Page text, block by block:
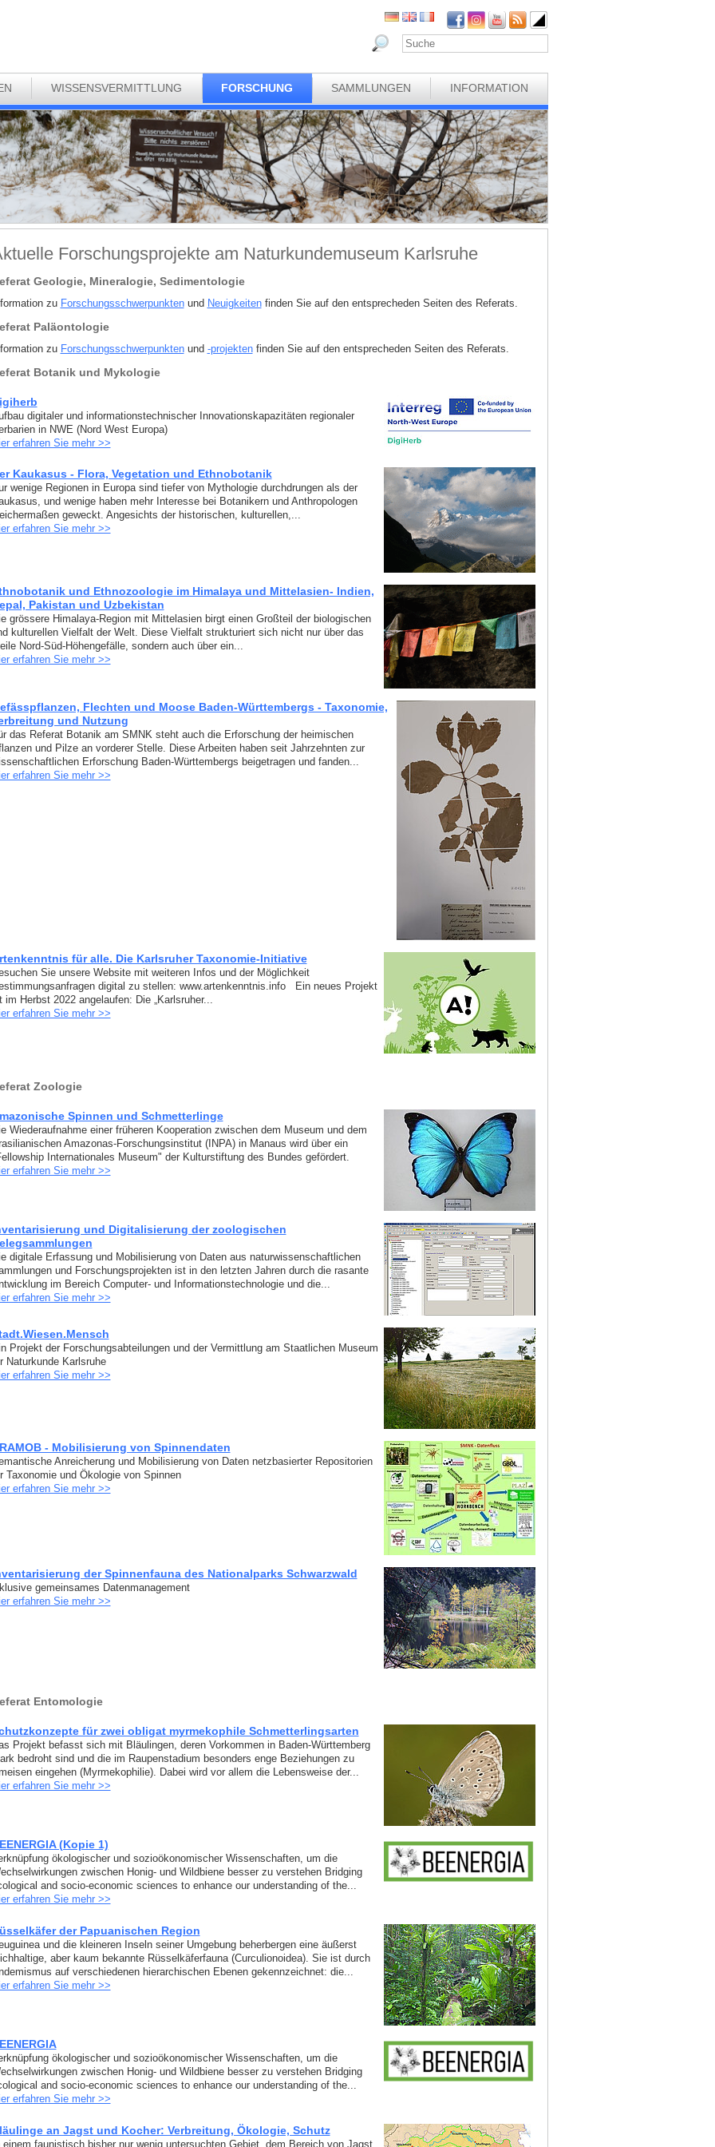
WISSENSVERMITTLUNG FORSCHUNG SAMMLUNGEN INFORMATION
Forschungsprojekte am Naturkundemuseum Karlsruhe
Geologie, Mineralogie, Sedimentologie
zu Forschungsschwerpunktenund Neuigkeitenfinden Sie auf den entsprecheden Seiten des Referats.
Paläontologie
zu Forschungsschwerpunktenund -projektenfinden Sie auf den entsprecheden Seiten des Referats.
Botanik und Mykologie
digitaler und informationstechnischer Innovationskapazitäten regionaler
in NWE (Nord West Europa)
erfahren Sie mehr >>
Kaukasus - Flora, Vegetation und Ethnobotanik
wenige Regionen in Europa sind tiefer von Mythologie durchdrungen als der
und wenige haben mehr Interesse bei Botanikern und Anthropologen
geweckt. Angesichts der historischen, kulturellen,...
erfahren Sie mehr >>
und Ethnozoologie im Himalaya und Mittelasien- Indien,
Pakistan und Uzbekistan
grössere Himalaya-Region mit Mittelasien birgt einen Großteil der biologischen
kulturellen Vielfalt der Welt. Diese Vielfalt strukturiert sich nicht nur über das
Nord-Süd-Höhengefälle, sondern auch über ein...
erfahren Sie mehr >>
Flechten und Moose Baden-Württembergs - Taxonomie,
und Nutzung
das Referat Botanik am SMNK steht auch die Erforschung der heimischen
und Pilze an vorderer Stelle. Diese Arbeiten haben seit Jahrzehnten zur
Erforschung Baden-Württembergs beigetragen und fanden...
erfahren Sie mehr >>
für alle. Die Karlsruher Taxonomie-Initiative
Sie unsere Website mit weiteren Infos und der Möglichkeit
digital zu stellen: www.artenkenntnis.info Ein neues Projekt
im Herbst 2022 angelaufen: Die „Karlsruher...
erfahren Sie mehr >>
Zoologie
Spinnen und Schmetterlinge
Wiederaufnahme einer früheren Kooperation zwischen dem Museum und dem
Amazonas-Forschungsinstitut (INPA) in Manaus wird über ein
Internationales Museum" der Kulturstiftung des Bundes gefördert.
erfahren Sie mehr >>
und Digitalisierung der zoologischen
digitale Erfassung und Mobilisierung von Daten aus naturwissenschaftlichen
und Forschungsprojekten ist in den letzten Jahren durch die rasante
im Bereich Computer- und Informationstechnologie und die...
erfahren Sie mehr >>
Projekt der Forschungsabteilungen und der Vermittlung am Staatlichen Museum
Naturkunde Karlsruhe
erfahren Sie mehr >>
- Mobilisierung von Spinnendaten
Anreicherung und Mobilisierung von Daten netzbasierter Repositorien
Taxonomie und Ökologie von Spinnen
erfahren Sie mehr >>
der Spinnenfauna des Nationalparks Schwarzwald
gemeinsames Datenmanagement
erfahren Sie mehr >>
Entomologie
für zwei obligat myrmekophile Schmetterlingsarten
Projekt befasst sich mit Bläulingen, deren Vorkommen in Baden-Württemberg
bedroht sind und die im Raupenstadium besonders enge Beziehungen zu
eingehen (Myrmekophilie). Dabei wird vor allem die Lebensweise der...
erfahren Sie mehr >>
(Kopie 1)
ökologischer und sozioökonomischer Wissenschaften, um die
zwischen Honig- und Wildbiene besser zu verstehen Bridging
and socio-economic sciences to enhance our understanding of the...
erfahren Sie mehr >>
der Papuanischen Region
und die kleineren Inseln seiner Umgebung beherbergen eine äußerst
aber kaum bekannte Rüsselkäferfauna (Curculionoidea). Sie ist durch
auf verschiedenen hierarchischen Ebenen gekennzeichnet: die...
erfahren Sie mehr >>
ökologischer und sozioökonomischer Wissenschaften, um die
zwischen Honig- und Wildbiene besser zu verstehen Bridging
and socio-economic sciences to enhance our understanding of the...
erfahren Sie mehr >>
an Jagst und Kocher: Verbreitung, Ökologie, Schutz
einem faunistisch bisher nur wenig untersuchten Gebiet, dem Bereich von Jagst